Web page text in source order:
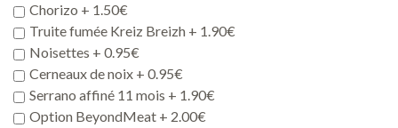
Chorizo + 1.50€
Truite fumée Kreiz Breizh + 1.90€
Noisettes + 0.95€
Cerneaux de noix + 0.95€
Serrano affiné 11 mois + 1.90€
Option BeyondMeat + 2.00€